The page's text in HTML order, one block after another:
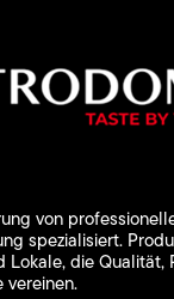
von
spezialisiert.
Lokale, die Qualität,
vereinen.